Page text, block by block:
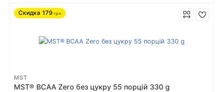
Скидка 179 грн
MST
MST® BCAA Zero без цукру 55 порцiй 330 g